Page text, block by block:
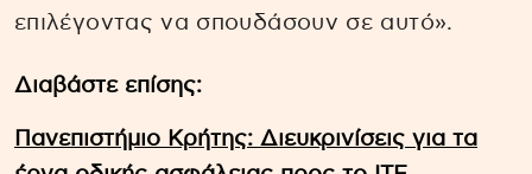
επιλέγοντας να σπουδάσουν σε αυτό».
Διαβάστε επίσης:
Πανεπιστήμιο Κρήτης: Διευκρινίσεις για τα